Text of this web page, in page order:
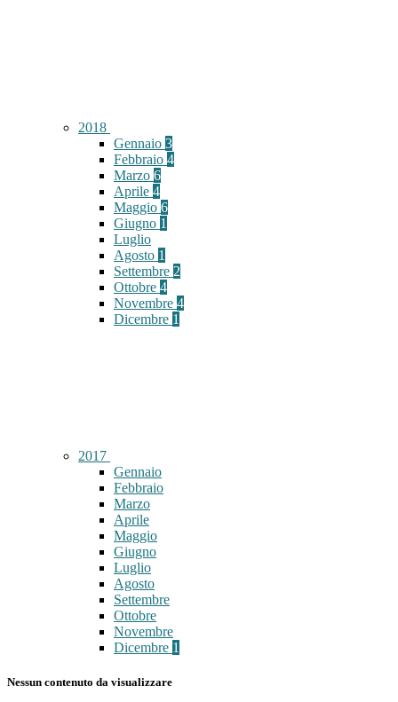
2018
Gennaio 3
Febbraio 4
Marzo 6
Aprile 4
Maggio 6
Giugno 1
Luglio
Agosto 1
Settembre 2
Ottobre 4
Novembre 4
Dicembre 1
2017
Gennaio
Febbraio
Marzo
Aprile
Maggio
Giugno
Luglio
Agosto
Settembre
Ottobre
Novembre
Dicembre 1
Nessun contenuto da visualizzare